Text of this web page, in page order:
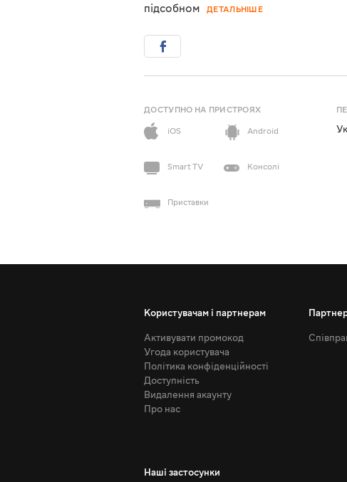
підсобном
ДЕТАЛЬНІШЕ
ДОСТУПНО НА ПРИСТРОЯХ
iOS
Android
Smart TV Консолі
Приставки
Користувачам і партнерам
Активувати промокод
Угода користувача
Політика конфіденційності
Доступність
Видалення акаунту
Про нас
Наші застосунки